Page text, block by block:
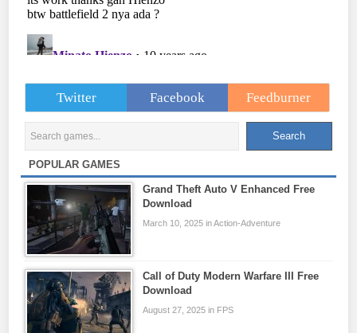
Twitter Facebook Feedburner
POPULAR GAMES
Grand Theft Auto V Enhanced Free
Download
March 10, 2025 in Action-Adventure
Call of Duty Modern Warfare III Free
Download
August 27, 2025 in FPS